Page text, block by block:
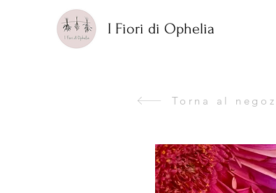
I Fiori di Ophelia
Torna al